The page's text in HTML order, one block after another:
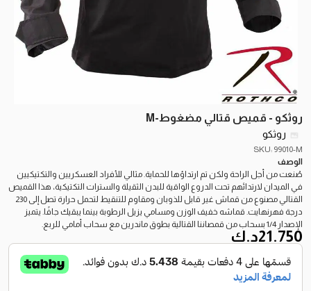
روثكو - قميص قتالي مضغوط-M
روثكو
SKU: 99010-M
الوصف
صُنعت من أجل الراحة ولكن تم ارتداؤها للحماية. مثالي للأفراد العسكريين والتكتيكيين
في الميدان لارتدائهم تحت الدروع الواقية للبدن الثقيلة والسترات التكتيكية، هذا القميص
القتالي مصنوع من قماش غير قابل للذوبان ومقاوم للتنقيط لتحمل حرارة تصل إلى 230
درجة فهرنهايت. قماشه خفيف الوزن ومسامي يزيل الرطوبة بينما يبقيك جافًا. يتميز
الإصدار 1/4 بسحاب من قمصاننا القتالية بطوق ماندرين مع سحاب أمامي للربع.
21.750د.ك